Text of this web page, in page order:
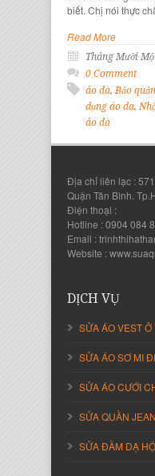
biết. Chị nói thực
Read More
Tháng Mười
0 Comment
áo da,Bảo
dụng áo da,
áo da
Địa chỉ liên lạc :
Quận Tân Bình.
Điện thoại :
Hotline : 0904 084
Email :
Website :
DỊCH VỤ
SỬA ÁO VEST Ở
SỬA ÁO SƠ MI
SỬA ÁO CƯỚI
SỬA QUẦN
SỬA ĐẦM DẠ